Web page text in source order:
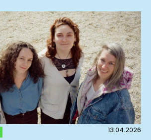
13.04.2026